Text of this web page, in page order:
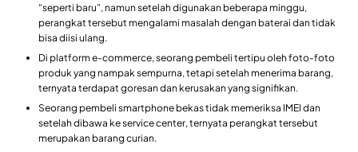
“seperti baru”, namun setelah digunakan beberapa minggu,
perangkat tersebut mengalami masalah dengan baterai dan tidak
bisa diisi ulang.
Di platform e-commerce, seorang pembeli tertipu oleh foto-foto
produk yang nampak sempurna, tetapi setelah menerima barang,
ternyata terdapat goresan dan kerusakan yang signifikan.
Seorang pembeli smartphone bekas tidak memeriksa IMEI dan
setelah dibawa ke service center, ternyata perangkat tersebut
merupakan barang curian.